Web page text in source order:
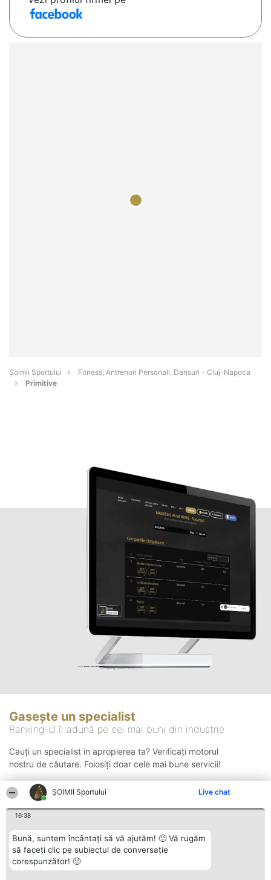
ȘOIMII Sportului Live chat
16:38
Bună, suntem încântați să vă ajutăm! 🙂 Vă rugăm
să faceți clic pe subiectul de conversație
corespunzător! 🙂
Șoimii Sportului
Fitness, Antrenori Personali, Dansuri - Cluj-Napoca
Primitive
Gasește un specialist
Ranking-ul îi adună pe cei mai buni din industrie
Cauți un specialist in apropierea ta? Verificați motorul
nostru de căutare. Folosiți doar cele mai bune servicii!